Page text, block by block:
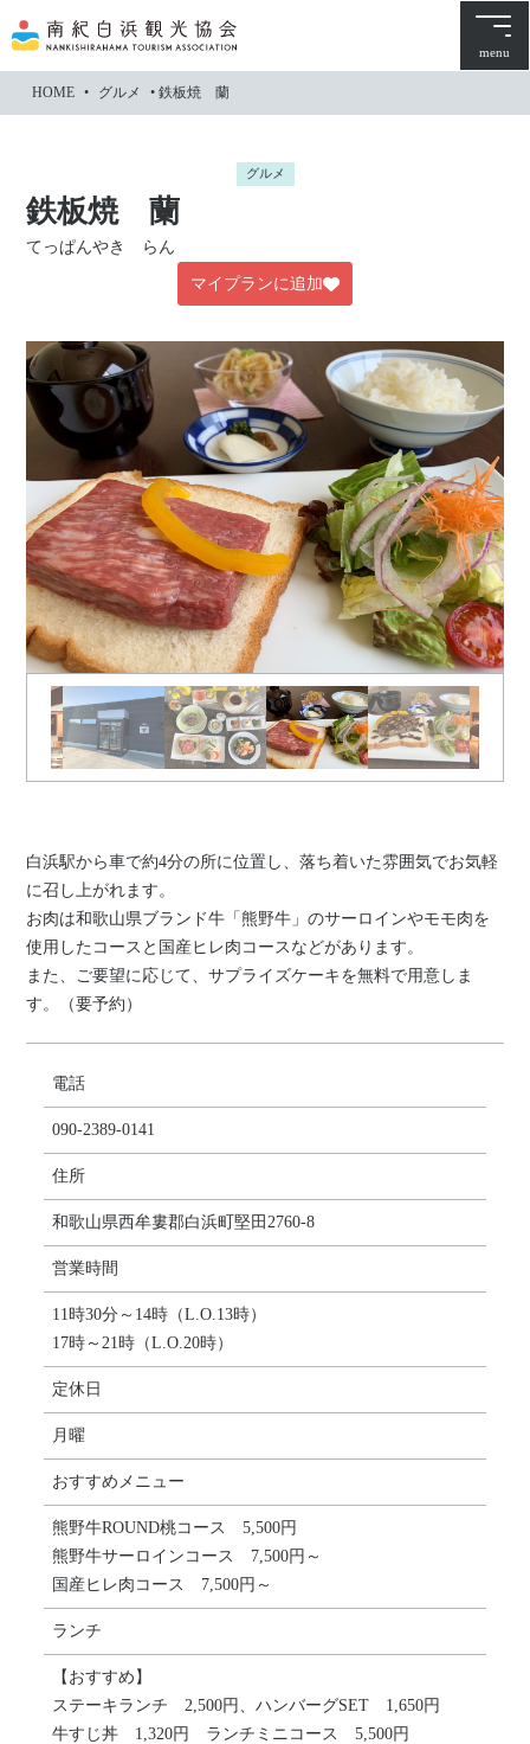
文
に
menu
HOME • グルメ •鉄板焼 蘭
グルメ
鉄板焼 蘭
てっぱんやき らん
マイプランに追加
白浜駅から車で約4分の所に位置し、落ち着いた雰囲気でお気軽
に召し上がれます。
お肉は和歌山県ブランド牛「熊野牛」のサーロインやモモ肉を
使用したコースと国産ヒレ肉コースなどがあります。
また、ご要望に応じて、サプライズケーキを無料で用意しま
す。（要予約）
電話
090-2389-0141
住所
和歌山県西牟婁郡白浜町堅田2760-8
営業時間
11時30分～14時（L.O.13時）
17時～21時（L.O.20時）
定休日
月曜
おすすめメニュー
熊野牛ROUND桃コース 5,500円
熊野牛サーロインコース 7,500円～
国産ヒレ肉コース 7,500円～
ランチ
【おすすめ】
ステーキランチ 2,500円、ハンバーグSET 1,650円
牛すじ丼 1,320円 ランチミニコース 5,500円